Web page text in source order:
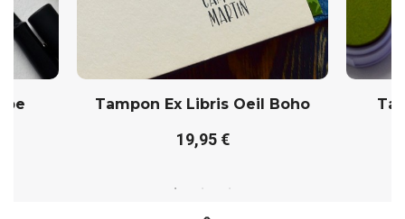
Tampon Ex Libris Oeil Boho
19,95 €